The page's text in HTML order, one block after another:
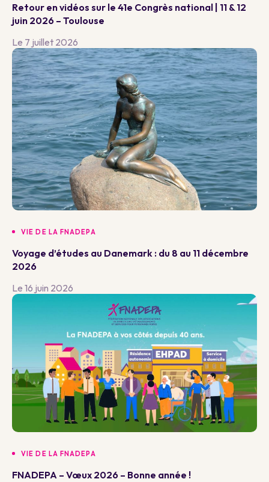
Retour en vidéos sur le 41e Congrès national | 11 & 12
juin 2026 – Toulouse
Le 7 juillet 2026
VIE DE LA FNADEPA
Voyage d’études au Danemark : du 8 au 11 décembre
2026
Le 16 juin 2026
VIE DE LA FNADEPA
FNADEPA – Vœux 2026 – Bonne année !